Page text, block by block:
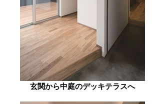
玄関から中庭のデッキテラスへ